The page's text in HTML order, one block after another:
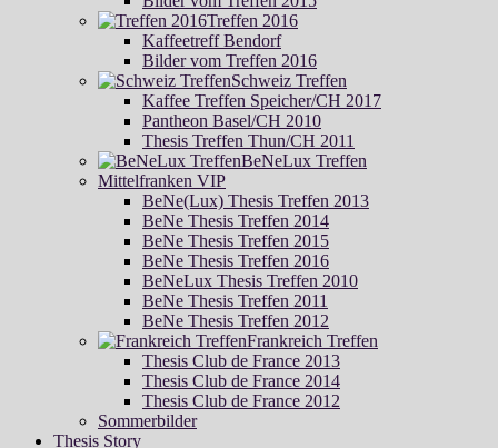
Treffen 2016
Kaffeetreff Bendorf
Bilder vom Treffen 2016
Schweiz Treffen
Kaffee Treffen Speicher/CH 2017
Pantheon Basel/CH 2010
Thesis Treffen Thun/CH 2011
BeNeLux Treffen
Mittelfranken VIP
BeNe(Lux) Thesis Treffen 2013
BeNe Thesis Treffen 2014
BeNe Thesis Treffen 2015
BeNe Thesis Treffen 2016
BeNeLux Thesis Treffen 2010
BeNe Thesis Treffen 2011
BeNe Thesis Treffen 2012
Frankreich Treffen
Thesis Club de France 2013
Thesis Club de France 2014
Thesis Club de France 2012
Sommerbilder
Thesis Story